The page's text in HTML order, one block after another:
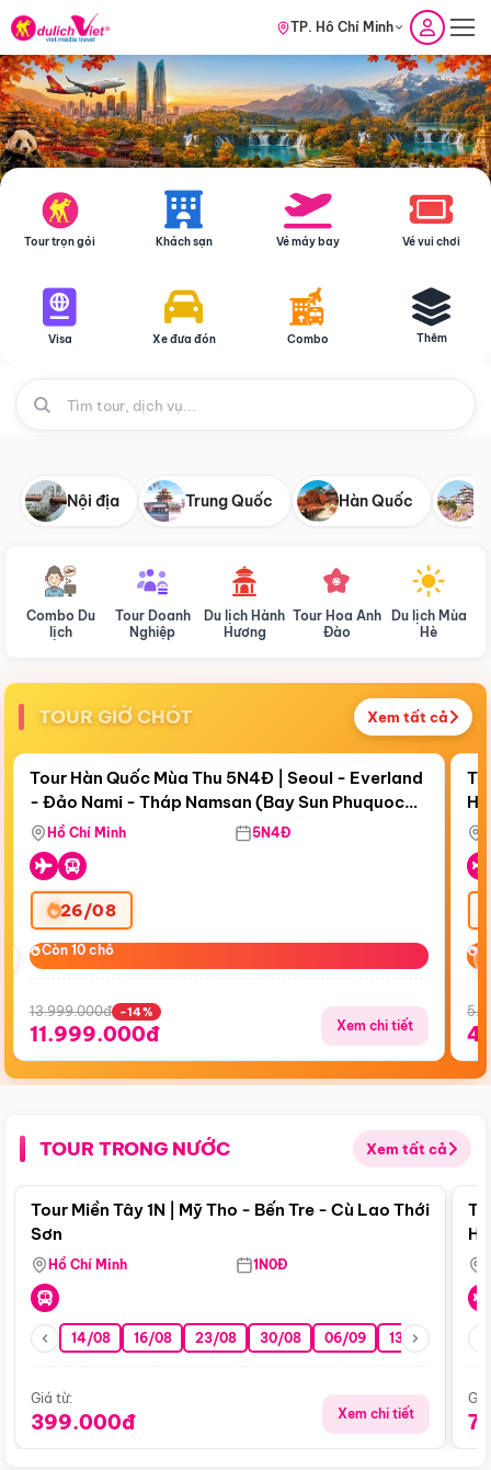
TP. Hồ Chí Minh
Tour trọn gói Khách sạn Vé máy bay Vé vui chơi
Visa Xe đưa đón Combo Thêm
Nội địa Trung Quốc Hàn Quốc
Combo Du
lịch
Tour Doanh
Nghiệp
Du lịch Hành
Hương
Tour Hoa Anh
Đào
Du lịch Mùa
Hè
TOUR GIỜ CHÓT Xem tất cả
Còn18 ngày 01:33:17
Bay Sun Phuquoc Airways
Điểm nổi bật
Tour Hàn Quốc Mùa Thu 5N4Đ | Seoul - Everland
- Đảo Nami - Tháp Namsan (Bay Sun Phuquoc
Airways)
Hồ Chí Minh 5N4Đ
26/08
Còn 10 chỗ
Còn 10 chỗ
13.999.000đ -14%
11.999.000đ Xem chi tiết
TOUR TRONG NƯỚC Xem tất cả
Điểm nổi bật
Tour Miền Tây 1N | Mỹ Tho - Bến Tre - Cù Lao Thới
Sơn
Hồ Chí Minh 1N0Đ
14/08 16/08 23/08 30/08 06/09 13/09 20/09
Giá từ:
399.000đ Xem chi tiết